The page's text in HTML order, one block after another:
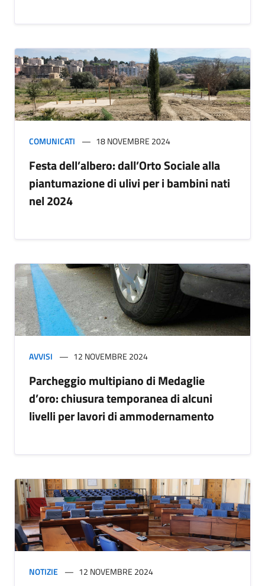
COMUNICATI 18 NOVEMBRE 2024
Festa dell’albero: dall’Orto Sociale alla
piantumazione di ulivi per i bambini nati
nel 2024
AVVISI 12 NOVEMBRE 2024
Parcheggio multipiano di Medaglie
d’oro: chiusura temporanea di alcuni
livelli per lavori di ammodernamento
NOTIZIE 12 NOVEMBRE 2024